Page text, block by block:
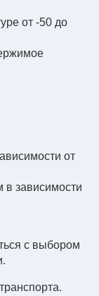
от -50 до
от
в зависимости
с выбором